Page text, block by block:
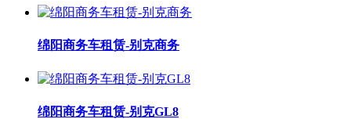
绵阳商务车租赁-别克商务
绵阳商务车租赁-别克GL8